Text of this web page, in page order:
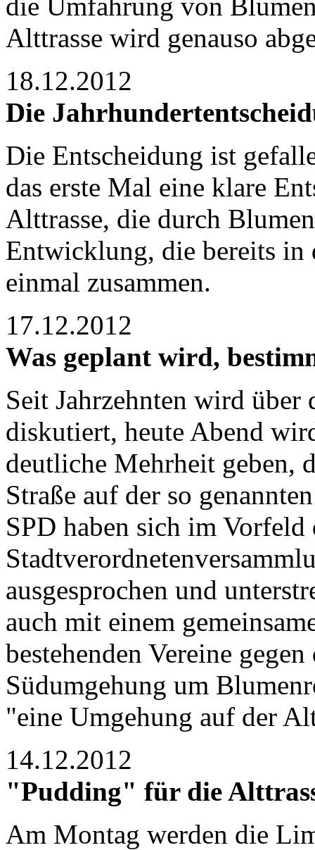
Alttrasse wird genauso
18.12.2012
Die
Die Entscheidung ist
das erste Mal eine klare
Alttrasse, die durch
Entwicklung, die bereits in
einmal zusammen.
17.12.2012
Was geplant wird,
Seit Jahrzehnten wird über
diskutiert, heute Abend
deutliche Mehrheit geben,
Straße auf der so
SPD haben sich im Vorfeld
ausgesprochen und
auch mit einem
bestehenden Vereine
Südumgehung um
"eine Umgehung auf der
14.12.2012
"Pudding" für die
Am Montag werden die